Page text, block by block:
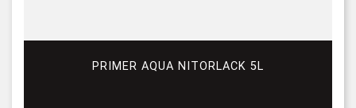
PRIMER AQUA NITORLACK 5L